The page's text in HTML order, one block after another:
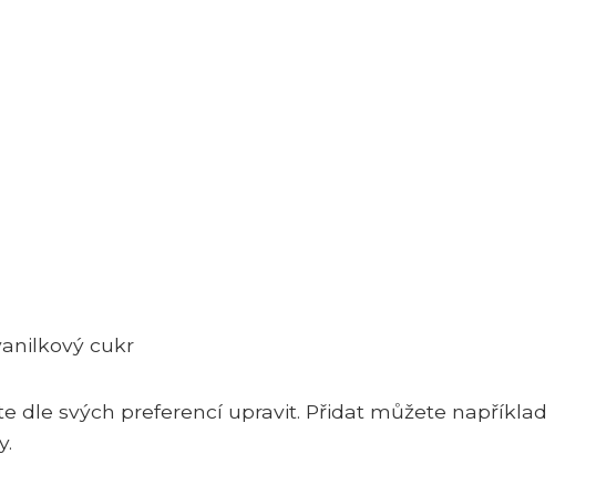
cukr
dle svých preferencí upravit. Přidat můžete například